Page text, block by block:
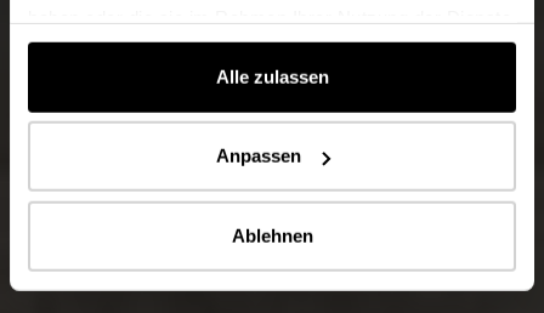
gesammelt haben.
Alle zulassen
Anpassen
Ablehnen